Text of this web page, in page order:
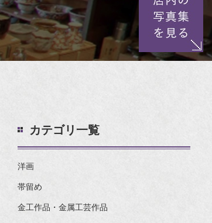
カテゴリ一覧
洋画
帯留め
金工作品・金属工芸作品